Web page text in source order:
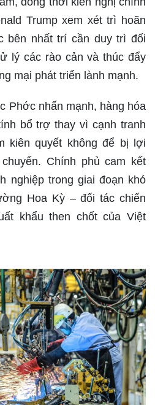
Trump xem xét trì hoãn
bên nhất trí cần duy trì đối
lý các rào cản và thúc đẩy
mại phát triển lành mạnh.
Phớc nhấn mạnh, hàng hóa
bổ trợ thay vì cạnh tranh
kiên quyết không để bị lợi
Chính phủ cam kết
nghiệp trong giai đoạn khó
Hoa Kỳ – đối tác chiến
khẩu then chốt của Việt